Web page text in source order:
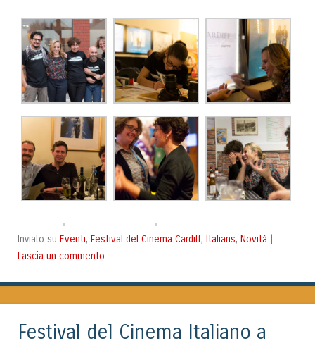
Inviato su Eventi, Festival del Cinema Cardiff, Italians, Novità
Lascia un commento
Festival del Cinema Italiano a